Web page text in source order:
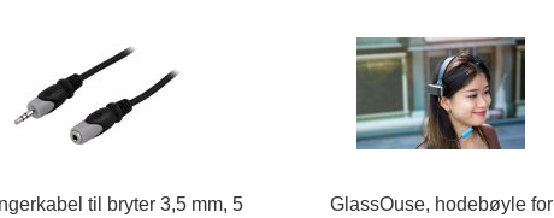
til bryter 3,5 mm, 5
GlassOuse, hodebøyle for